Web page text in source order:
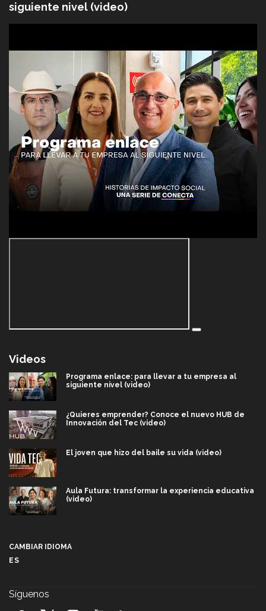
siguiente nivel (video)
Videos
Programa enlace: para llevar a tu empresa al
siguiente nivel (video)
¿Quieres emprender? Conoce el nuevo HUB de
Innovación del Tec (video)
El joven que hizo del baile su vida (video)
Aula Futura: transformar la experiencia educativa
(video)
CAMBIAR IDIOMA
ES
Síguenos